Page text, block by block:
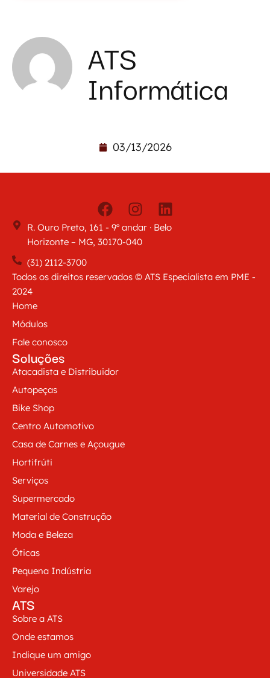
ATS
Informática
03/13/2026
R. Ouro Preto, 161 - 9º andar · Belo
Horizonte – MG, 30170-040
(31) 2112-3700
Todos os direitos reservados © ATS Especialista em PME -
2024
Home
Módulos
Fale conosco
Soluções
Atacadista e Distribuidor
Autopeças
Bike Shop
Centro Automotivo
Casa de Carnes e Açougue
Hortifrúti
Serviços
Supermercado
Material de Construção
Moda e Beleza
Óticas
Pequena Indústria
Varejo
ATS
Sobre a ATS
Onde estamos
Indique um amigo
Universidade ATS